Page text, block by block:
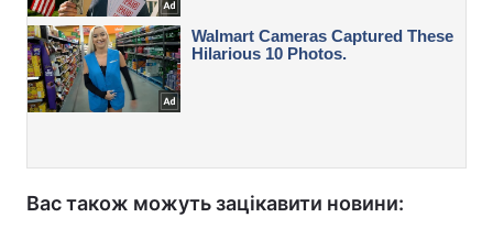
Вас також можуть зацікавити новини: